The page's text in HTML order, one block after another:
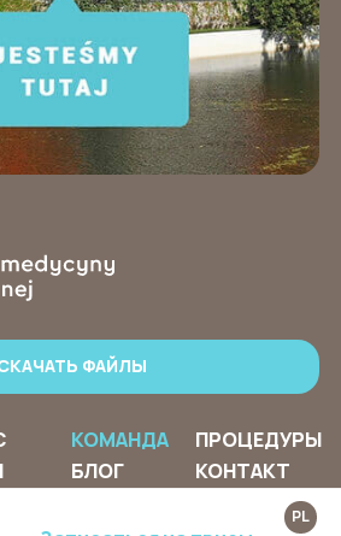
PL
ФАЙЛЫ
КОМАНДА
ПРОЦЕДУРЫ
БЛОГ КОНТАКТ